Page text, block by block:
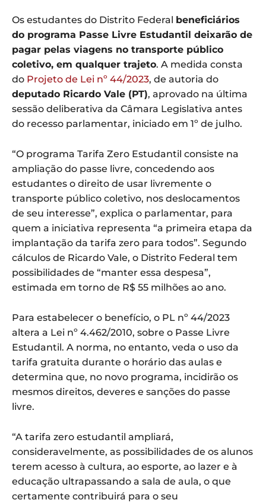
Os estudantes do Distrito Federal beneficiários
do programa Passe Livre Estudantil deixarão de
pagar pelas viagens no transporte público
coletivo, em qualquer trajeto. A medida consta
do Projeto de Lei nº 44/2023, de autoria do
deputado Ricardo Vale (PT), aprovado na última
sessão deliberativa da Câmara Legislativa antes
do recesso parlamentar, iniciado em 1º de julho.
“O programa Tarifa Zero Estudantil consiste na
ampliação do passe livre, concedendo aos
estudantes o direito de usar livremente o
transporte público coletivo, nos deslocamentos
de seu interesse”, explica o parlamentar, para
quem a iniciativa representa “a primeira etapa da
implantação da tarifa zero para todos”. Segundo
cálculos de Ricardo Vale, o Distrito Federal tem
possibilidades de “manter essa despesa”,
estimada em torno de R$ 55 milhões ao ano.
Para estabelecer o benefício, o PL nº 44/2023
altera a Lei nº 4.462/2010, sobre o Passe Livre
Estudantil. A norma, no entanto, veda o uso da
tarifa gratuita durante o horário das aulas e
determina que, no novo programa, incidirão os
mesmos direitos, deveres e sanções do passe
livre.
“A tarifa zero estudantil ampliará,
consideravelmente, as possibilidades de os alunos
terem acesso à cultura, ao esporte, ao lazer e à
educação ultrapassando a sala de aula, o que
certamente contribuirá para o seu